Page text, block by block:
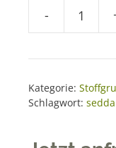
-
e
r
n
Kategorie:
Schlagwort: sedda